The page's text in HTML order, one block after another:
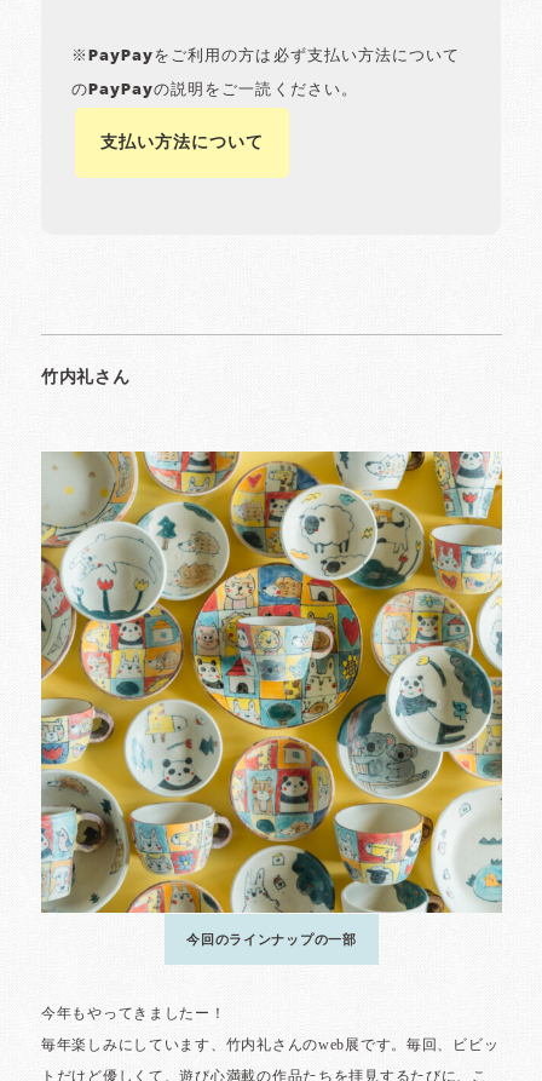
※PayPayをご利用の方は必ず支払い方法について
のPayPayの説明をご一読ください。
支払い方法について